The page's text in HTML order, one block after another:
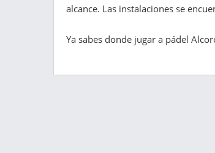
alcance. Las instalaciones se
Ya sabes donde jugar a pádel